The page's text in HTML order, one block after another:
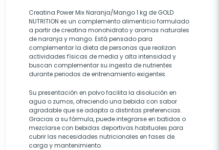
Creatina Power Mix Naranja/Mango 1 kg de GOLD
NUTRITION es un complemento alimenticio formulado
a partir de creatina monohidrato y aromas naturales
de naranja y mango. Está pensado para
complementar la dieta de personas que realizan
actividades físicas de media y alta intensidad y
buscan complementar su ingesta de nutrientes
durante periodos de entrenamiento exigentes.
Su presentación en polvo facilita la disolución en
agua o zumos, ofreciendo una bebida con sabor
agradable que se adapta a distintas preferencias.
Gracias a su fórmula, puede integrarse en batidos o
mezclarse con bebidas deportivas habituales para
cubrir las necesidades nutricionales en fases de
carga y mantenimiento.